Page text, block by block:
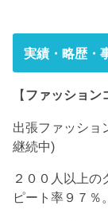
実績・略歴・
【 ファッション
出張ファッショ
継続中)
２００人以上の
ピート率９７％。